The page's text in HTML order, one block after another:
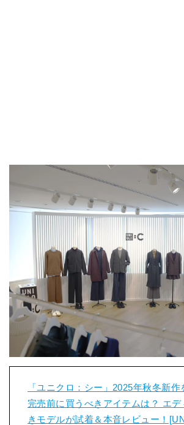
「ユニクロ：シー」2025年秋冬新作
完売前に買うべきアイテムは？ エ
きモデルが試着＆本音レビュー！